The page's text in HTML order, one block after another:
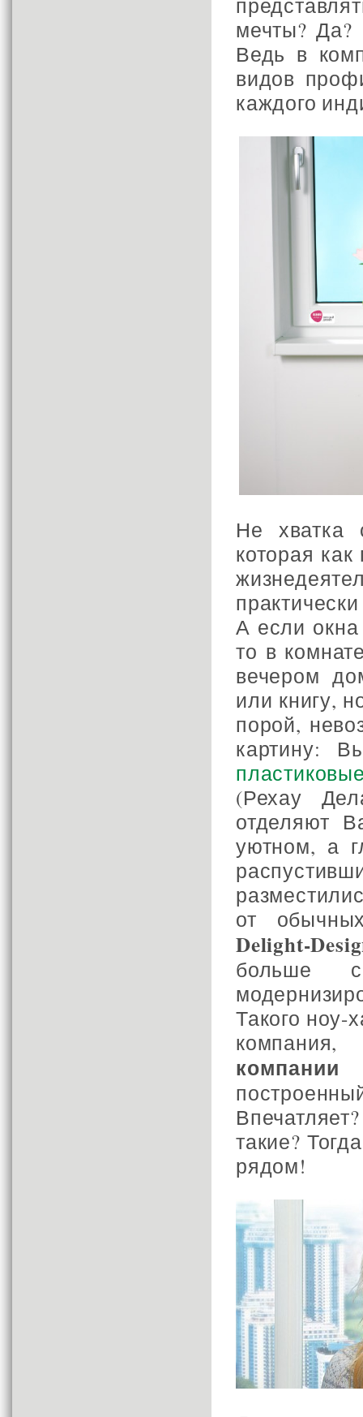
мечты?
Ведь в
видов
каждого
Не хватка
которая
А если
то в
вечером
или книгу,
порой,
картину:
(Рехау
отделяют
уютном, а
от
Delight-
больше
Такого
компании
такие?
рядом!